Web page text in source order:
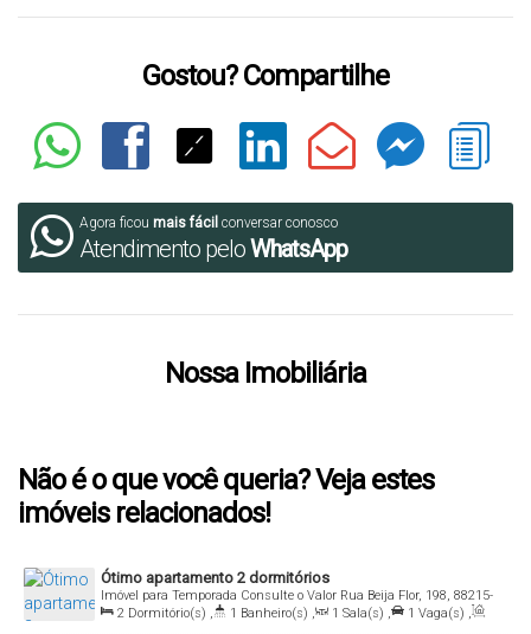
Gostou? Compartilhe
Agora ficou mais fácil conversar conosco
Atendimento peloWhatsApp
Nossa Imobiliária
Não é o que você queria? Veja estes
imóveis relacionados!
Ótimo apartamento 2 dormitórios
Consulte o Valor
Imóvel para Temporada
Rua Beija Flor, 198, 88215-
000, Bombas, Bombinhas, Santa Catarina, Brasil
2 Dormitório(s) , 1 Banheiro(s) , 1 Sala(s) , 1 Vaga(s) ,